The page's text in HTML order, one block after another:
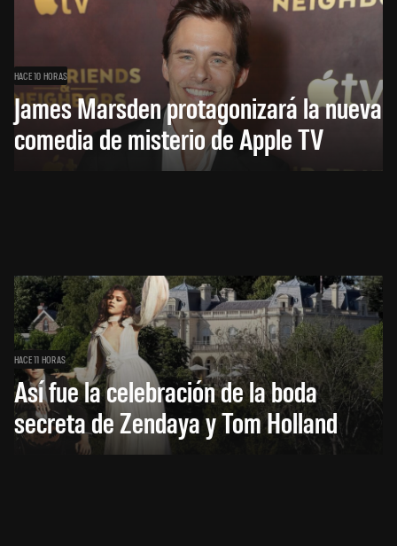
HACE 10 HORAS
James Marsden protagonizará la nueva
comedia de misterio de Apple TV
HACE 11 HORAS
Así fue la celebración de la boda
secreta de Zendaya y Tom Holland